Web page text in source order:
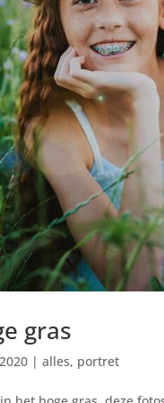
gras
|alles, portret